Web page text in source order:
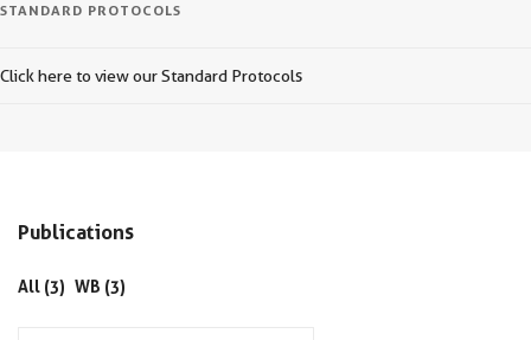
STANDARD PROTOCOLS
Click here to view our Standard Protocols
Publications
All (3) WB (3)